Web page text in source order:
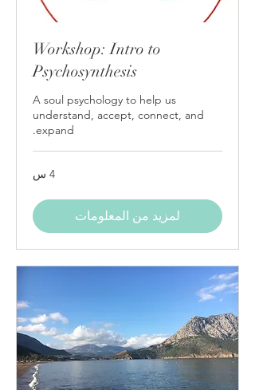
Workshop: Intro to
Psychosynthesis
A soul psychology to help us
understand, accept, connect, and
expand.
4 س
لمزيد من المعلومات